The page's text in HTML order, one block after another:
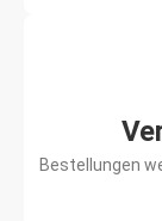
Bestellungen